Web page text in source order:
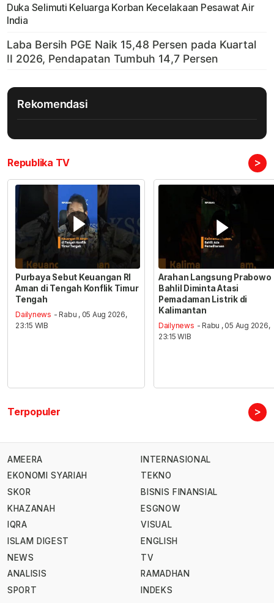
Duka Selimuti Keluarga Korban Kecelakaan Pesawat Air
India
Rekomendasi
Republika TV >
Purbaya Sebut Keuangan RI
Aman di Tengah Konflik Timur
Tengah
Dailynews - Rabu , 05 Aug 2026,
23:15 WIB
Arahan Langsung Prabowo
Bahlil Diminta Atasi
Pemadaman Listrik di
Kalimantan
Dailynews - Rabu , 05 Aug 2026,
23:15 WIB
Terpopuler >
AMEERA
EKONOMI SYARIAH
SKOR
KHAZANAH
IQRA
ISLAM DIGEST
NEWS
ANALISIS
SPORT
INTERNASIONAL
TEKNO
BISNIS FINANSIAL
ESGNOW
VISUAL
ENGLISH
TV
RAMADHAN
INDEKS